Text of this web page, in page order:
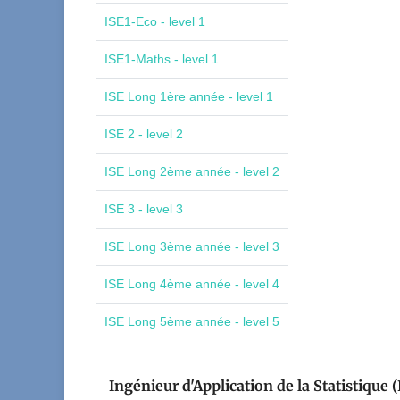
ISE1-Eco - level 1
ISE1-Maths - level 1
ISE Long 1ère année - level 1
ISE 2 - level 2
ISE Long 2ème année - level 2
ISE 3 - level 3
ISE Long 3ème année - level 3
ISE Long 4ème année - level 4
ISE Long 5ème année - level 5
Ingénieur d'Application de la Statistique